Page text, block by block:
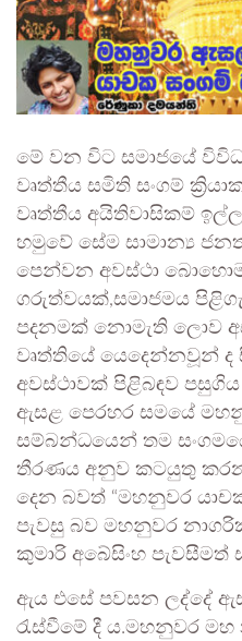
මේ වන විට සමාජයේ
වෘත්තීය සමිති සංගම්
වෘත්තීය අයිතිවාසිකම්
හමුවේ සේම සාමාන්‍ය
පෙන්වන අවස්ථා
ගරුත්වයක්,සමාජමය
පදනමක් නොමැති ලොව
වෘත්තියේ යෙදෙන්නවූන්
අවස්ථාවක් පිළිබඳව පසුගිය
ඇසළ පෙරහර සමයේ
සම්බන්ධයෙන් තම
තීරණය අනුව කටයුතු
දෙන බවත් “මහනුවර
පැවසු බව මහනුවර
කුමාරි අබේසිංහ පැවසීමත්
ඇය එසේ පවසන ලද්දේ
රැස්වීමේ දී ය.මහනුවර